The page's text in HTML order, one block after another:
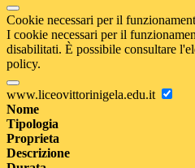
Cookie necessari per il
I cookie necessari per il
disabilitati. È possibile consultare
policy.
www.liceovittorinigela.edu.it
Nome
Tipologia
Proprieta
Descrizione